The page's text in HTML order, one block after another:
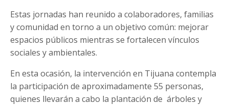
Estas jornadas han reunido a colaboradores, familias
y comunidad en torno a un objetivo común: mejorar
espacios públicos mientras se fortalecen vínculos
sociales y ambientales.
En esta ocasión, la intervención en Tijuana contempla
la participación de aproximadamente 55 personas,
quienes llevarán a cabo la plantación de árboles y